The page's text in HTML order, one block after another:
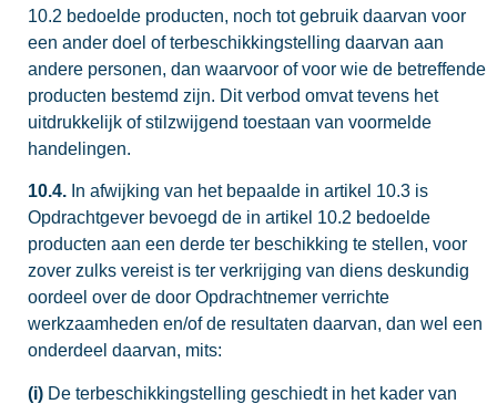
10.2 bedoelde producten, noch tot gebruik daarvan voor
een ander doel of terbeschikkingstelling daarvan aan
andere personen, dan waarvoor of voor wie de betreffende
producten bestemd zijn. Dit verbod omvat tevens het
uitdrukkelijk of stilzwijgend toestaan van voormelde
handelingen.
10.4. In afwijking van het bepaalde in artikel 10.3 is
Opdrachtgever bevoegd de in artikel 10.2 bedoelde
producten aan een derde ter beschikking te stellen, voor
zover zulks vereist is ter verkrijging van diens deskundig
oordeel over de door Opdrachtnemer verrichte
werkzaamheden en/of de resultaten daarvan, dan wel een
onderdeel daarvan, mits:
(i) De terbeschikkingstelling geschiedt in het kader van